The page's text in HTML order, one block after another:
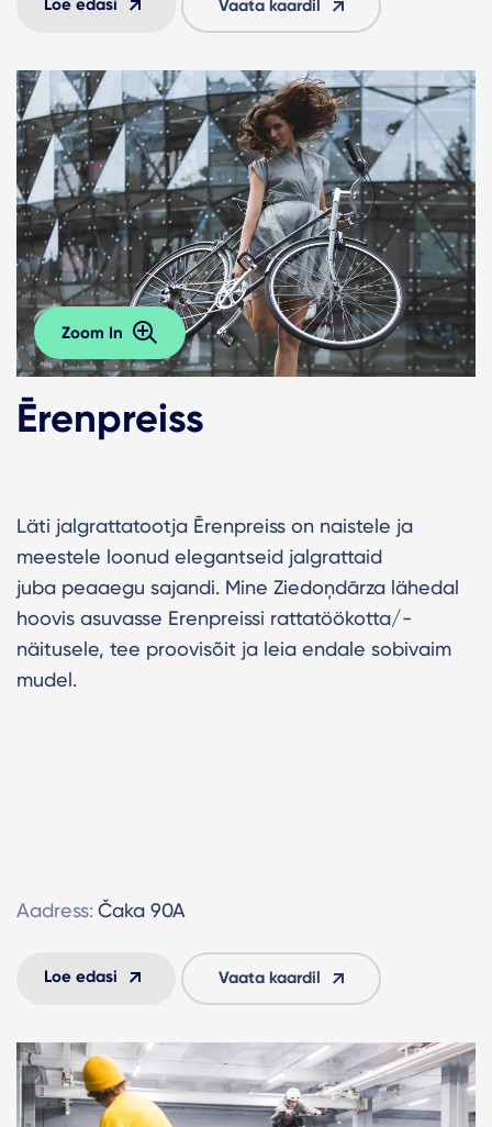
Loe edasi Vaata kaardil
Zoom In
Ērenpreiss
Läti jalgrattatootja Ērenpreiss on naistele ja
meestele loonud elegantseid jalgrattaid
juba peaaegu sajandi. Mine Ziedoņdārza lähedal
hoovis asuvasse Erenpreissi rattatöökotta/-
näitusele, tee proovisõit ja leia endale sobivaim
mudel.
Aadress: Čaka 90A
Loe edasi Vaata kaardil